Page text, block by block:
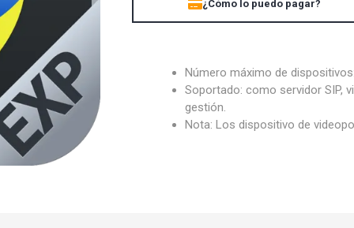
¿Cómo lo puedo pagar?
Número máximo de
Soportado: como servidor SIP,
gestión.
Nota: Los dispositivo de